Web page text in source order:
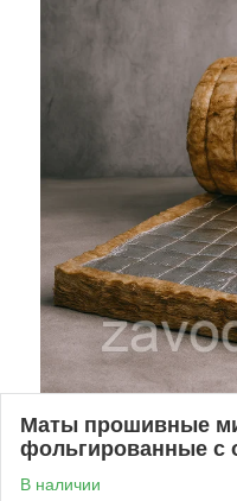
Маты прошивные
фольгированные с
В наличии